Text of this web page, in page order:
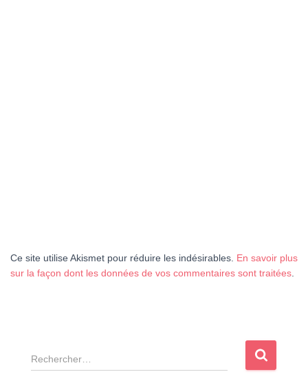
Ce site utilise Akismet pour réduire les indésirables. En savoir plus
sur la façon dont les données de vos commentaires sont traitées
R
e